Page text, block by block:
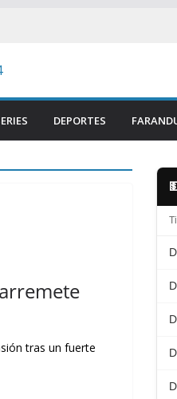
DEPORTES
tras un fuerte